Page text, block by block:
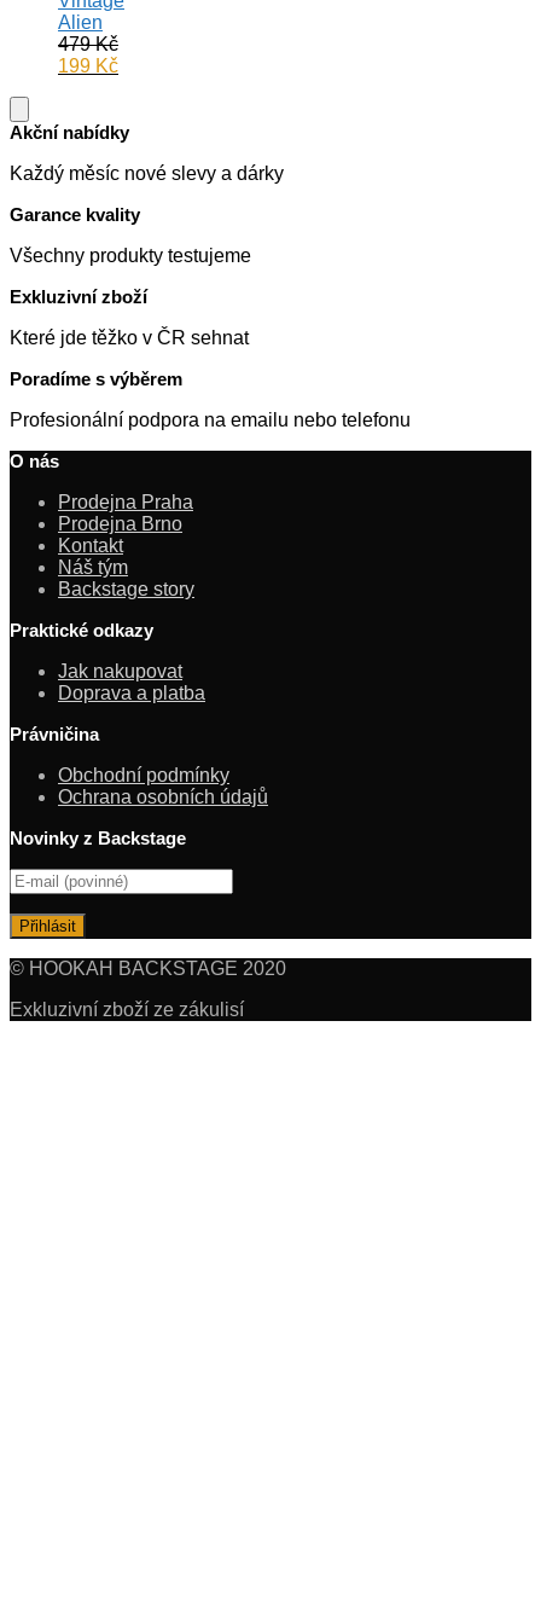
Alien
479Kč
Původní
479 Kč.
199 Kč
je:
Akční nabídky
Každý měsíc nové slevy a dárky
Garance kvality
Všechny produkty testujeme
Exkluzivní zboží
Které jde těžko v ČR sehnat
Poradíme s výběrem
Profesionální podpora na emailu nebo telefonu
O nás
Prodejna Praha
Prodejna Brno
Kontakt
Náš tým
Backstage story
Praktické odkazy
Jak nakupovat
Doprava a platba
Právničina
Obchodní podmínky
Ochrana osobních údajů
Novinky z Backstage
© HOOKAH BACKSTAGE 2020
Exkluzivní zboží ze zákulisí